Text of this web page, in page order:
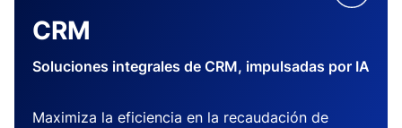
CRM
Soluciones integrales de CRM, impulsadas por IA
Maximiza la eficiencia en la recaudación de